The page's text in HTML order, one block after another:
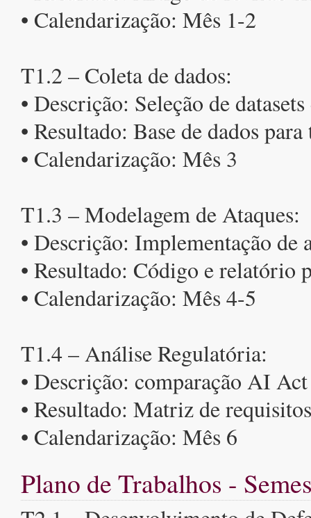
• Calendarização: Mês 1-2
T1.2 – Coleta de dados:
• Descrição: Seleção de
• Resultado: Base de dados para
• Calendarização: Mês 3
T1.3 – Modelagem de Ataques:
• Descrição: Implementação de
• Resultado: Código e relatório
• Calendarização: Mês 4-5
T1.4 – Análise Regulatória:
• Descrição: comparação AI
• Resultado: Matriz de
• Calendarização: Mês 6
Plano de Trabalhos -